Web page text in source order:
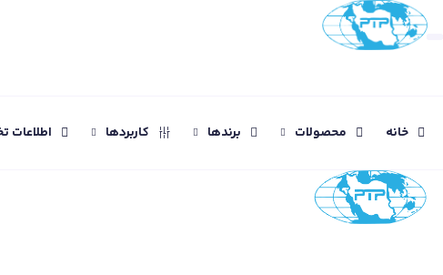
خانه محصولات برندها کاربردها